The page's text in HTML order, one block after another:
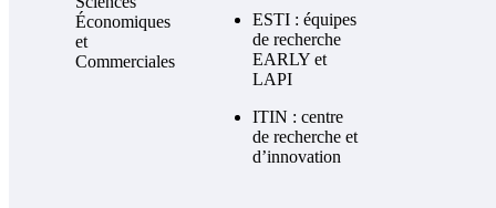
Économiques
et
Commerciales
ESTI : équipes
de recherche
EARLY et
LAPI
ITIN : centre
de recherche et
d’innovation